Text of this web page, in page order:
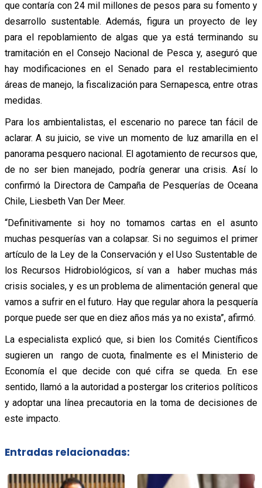
que contaría con 24 mil millones de pesos para su fomento y
desarrollo sustentable. Además, figura un proyecto de ley
para el repoblamiento de algas que ya está terminando su
tramitación en el Consejo Nacional de Pesca y, aseguró que
hay modificaciones en el Senado para el restablecimiento
áreas de manejo, la fiscalización para Sernapesca, entre otras
medidas.
Para los ambientalistas, el escenario no parece tan fácil de
aclarar. A su juicio, se vive un momento de luz amarilla en el
panorama pesquero nacional. El agotamiento de recursos que,
de no ser bien manejado, podría generar una crisis. Así lo
confirmó la Directora de Campaña de Pesquerías de Oceana
Chile, Liesbeth Van Der Meer.
“Definitivamente si hoy no tomamos cartas en el asunto
muchas pesquerías van a colapsar. Si no seguimos el primer
artículo de la Ley de la Conservación y el Uso Sustentable de
los Recursos Hidrobiológicos, sí van a haber muchas más
crisis sociales, y es un problema de alimentación general que
vamos a sufrir en el futuro. Hay que regular ahora la pesquería
porque puede ser que en diez años más ya no exista”, afirmó.
La especialista explicó que, si bien los Comités Científicos
sugieren un rango de cuota, finalmente es el Ministerio de
Economía el que decide con qué cifra se queda. En ese
sentido, llamó a la autoridad a postergar los criterios políticos
y adoptar una línea precautoria en la toma de decisiones de
este impacto.
Entradas relacionadas: